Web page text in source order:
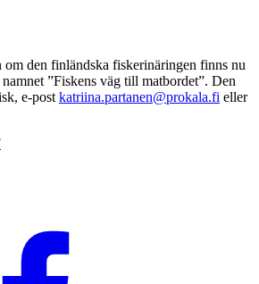
den finländska fiskerinäringen finns nu
”Fiskens väg till matbordet”. Den
e-post katriina.partanen@prokala.fi eller